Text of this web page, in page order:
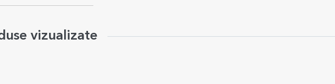
vizualizate